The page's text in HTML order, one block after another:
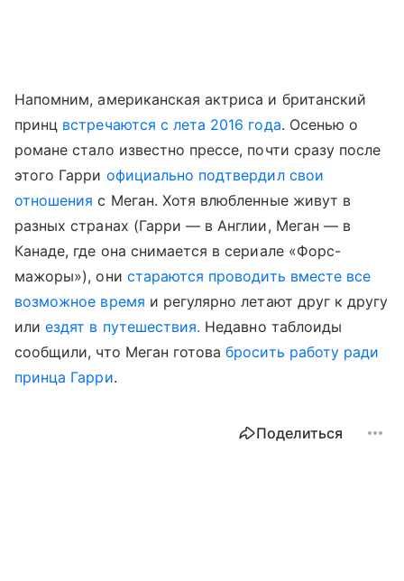
Напомним, американская актриса и британский
принц встречаются с лета 2016 года. Осенью о
романе стало известно прессе, почти сразу после
этого Гарри официально подтвердил свои
отношения с Меган. Хотя влюбленные живут в
разных странах (Гарри — в Англии, Меган — в
Канаде, где она снимается в сериале «Форс-
мажоры»), они стараются проводить вместе все
возможное время и регулярно летают друг к другу
илиездят в путешествия. Недавно таблоиды
сообщили, что Меган готовабросить работу ради
принца Гарри.
Поделиться